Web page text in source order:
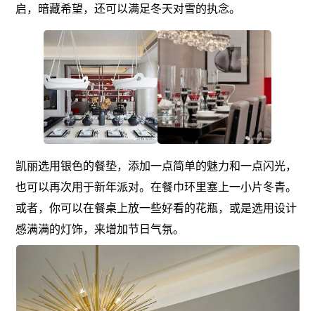
启，暗藏希望，还可以满足冬天对雪的执念。
凯丽选用银色的餐垫，添加一点简单的魅力和一点闪光，
也可以再次用于新年派对。在餐巾环里塞上一小片冬青。
或者，你可以在餐桌上放一些好看的花瓶，或是选用设计
感满满的灯饰，来增加节日气氛。